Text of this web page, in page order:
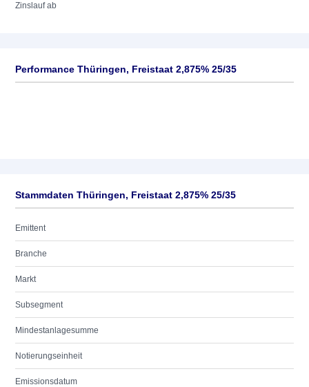
Zinslauf ab
Performance Thüringen, Freistaat 2,875% 25/35
Stammdaten Thüringen, Freistaat 2,875% 25/35
Emittent
Branche
Markt
Subsegment
Mindestanlagesumme
Notierungseinheit
Emissionsdatum